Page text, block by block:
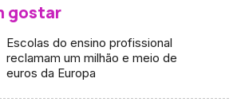
gostar
Escolas do ensino profissional
reclamam um milhão e meio de
euros da Europa